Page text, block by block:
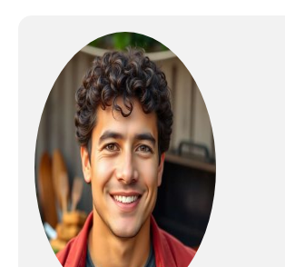
bouton Grils en
revêtus de
revêtement en
durable de ces
cuisson les rend
résistants à la
faciles à nettoyer
Indicateur de
température
couvercle :